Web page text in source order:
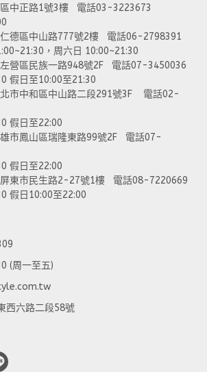
中正路1號3樓   電話03-3223673
德區中山路777號2樓   電話06-2798391
，周六日 10:00~21:30
營區民族一路948號2F   電話07-3450036
假日至10:00至21:30
市中和區中山路二段291號3F    電話02-
假日至22:00
市鳳山區瑞隆東路99號2F   電話07-
假日至22:00
東市民生路2-27號1樓   電話08-7220669
假日10:00至22:00
(周一至五)
西六路二段58號